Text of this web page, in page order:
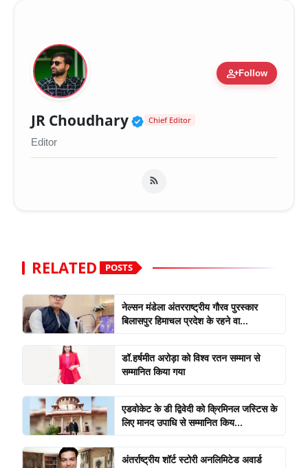
person_addFollow
JR Choudhary Verified Public Figure
Chief Editor
Editor
RELATED POSTS
नेल्सन मंडेला अंतरराष्ट्रीय गौरव पुरस्कार
बिलासपुर हिमाचल प्रदेश के रहने वा...
डॉ.हर्षमीत अरोड़ा को विश्व रतन सम्मान से
सम्मानित किया गया
एडवोकेट के डी द्विवेदी को क्रिमिनल जस्टिस के
लिए मानद उपाधि से सम्मानित किय...
अंतर्राष्ट्रीय शॉर्ट स्टोरी अनलिमिटेड अवार्ड